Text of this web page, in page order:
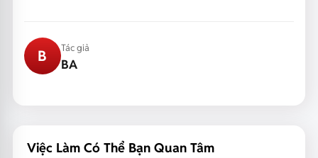
B Tác giả
BA
Việc Làm Có Thể Bạn Quan Tâm